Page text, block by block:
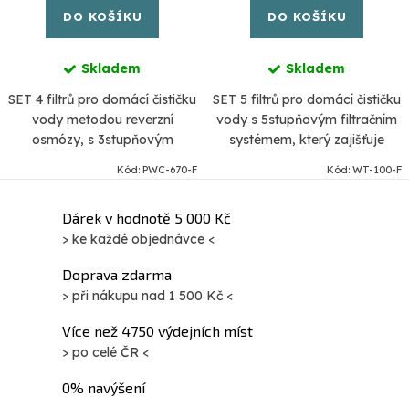
DO KOŠÍKU
Skladem
SET 4 filtrů pro domácí čističku
vody metodou reverzní
osmózy, s 3stupňovým
Kód: PWC-670-F
DO KOŠÍKU
Skladem
SET 5 filtrů pro domácí čističku
vody s 5stupňovým filtračním
systémem, který zajišťuje
Kód: WT-100-F
Dárek v hodnotě 5 000 Kč
> ke každé objednávce <
Doprava zdarma
> při nákupu nad 1 500 Kč <
Více než 4750 výdejních míst
> po celé ČR <
0% navýšení